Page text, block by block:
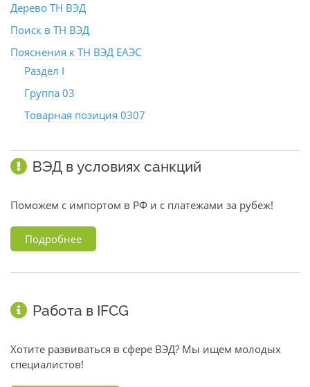
Дерево ТН ВЭД
Поиск в ТН ВЭД
Пояснения к ТН ВЭД ЕАЭС
Раздел I
Группа 03
Товарная позиция 0307
ВЭД в условиях санкций
Поможем с импортом в РФ и с платежами за рубеж!
Подробнее
Работа в IFCG
Хотите развиваться в сфере ВЭД? Мы ищем молодых
специалистов!